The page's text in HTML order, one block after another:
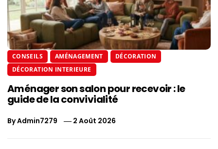
CONSEILS AMÉNAGEMENT
DÉCORATION
DÉCORATION INTERIEURE
Aménager son salon pour recevoir : le
guide de la convivialité
ByAdmin7279 2 Août 2026